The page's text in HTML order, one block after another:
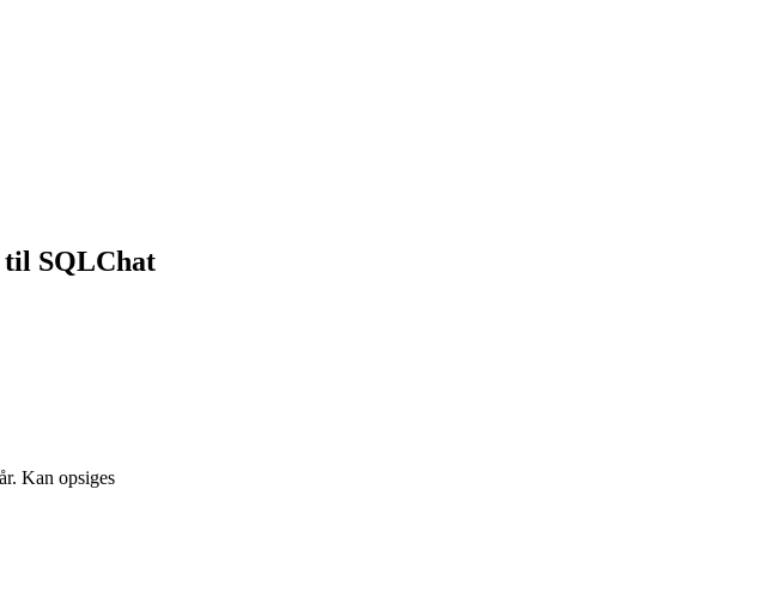
til SQLChat
Kan opsiges